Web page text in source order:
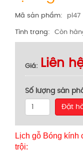
Mã sản phẩm
pl47
Tình trạng
Còn
Giá Liên
Số lượng sản
Đặt
Lịch gỗ Bóng
trội: